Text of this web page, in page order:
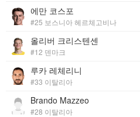
에만 코스포
#25 보스니아 헤르체고비나
올리버 크리스텐센
#12 덴마크
루카 레체리니
#33 이탈리아
Brando Mazzeo
#28 이탈리아